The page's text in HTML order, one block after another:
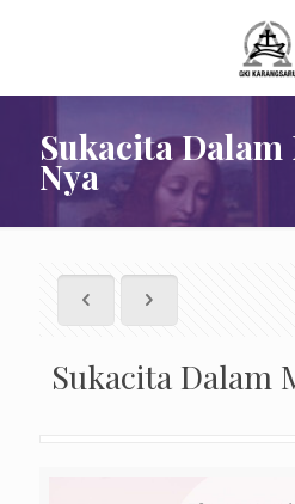
Sukacita
Nya
Sukacita Dalam